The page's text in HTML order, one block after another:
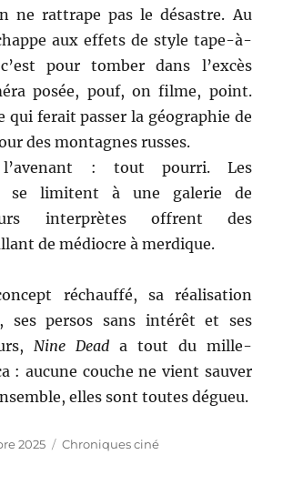
ne rattrape pas le désastre. Au
aux effets de style tape-à-
pour tomber dans l’excès
posée, pouf, on filme, point.
qui ferait passer la géographie de
des montagnes russes.
: tout pourri. Les
se limitent à une galerie de
interprètes offrent des
de médiocre à merdique.
réchauffé, sa réalisation
ses persos sans intérêt et ses
Nine Dead a tout du mille-
: aucune couche ne vient sauver
elles sont toutes dégueu.
2025 Catégories
Chroniques ciné